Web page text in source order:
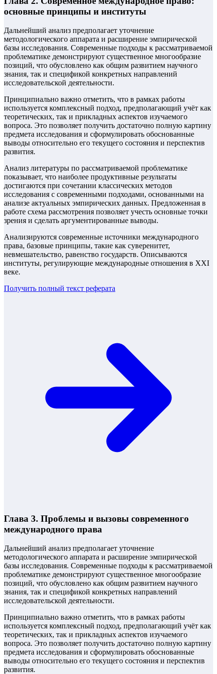
основные принципы и институты
Дальнейший анализ предполагает уточнение
методологического аппарата и расширение эмпирической
базы исследования. Современные подходы к рассматриваемой
проблематике демонстрируют существенное многообразие
позиций, что обусловлено как общим развитием научного
знания, так и спецификой конкретных направлений
исследовательской деятельности.
Принципиально важно отметить, что в рамках работы
используется комплексный подход, предполагающий учёт как
теоретических, так и прикладных аспектов изучаемого
вопроса. Это позволяет получить достаточно полную картину
предмета исследования и сформулировать обоснованные
выводы относительно его текущего состояния и перспектив
развития.
Анализ литературы по рассматриваемой проблематике
показывает, что наиболее продуктивные результаты
достигаются при сочетании классических методов
исследования с современными подходами, основанными на
анализе актуальных эмпирических данных. Предложенная в
работе схема рассмотрения позволяет учесть основные точки
зрения и сделать аргументированные выводы.
Анализируются современные источники международного
права, базовые принципы, такие как суверенитет,
невмешательство, равенство государств. Описываются
институты, регулирующие международные отношения в XXI
веке.
Получить полный текст реферата
Глава 3. Проблемы и вызовы современного
международного права
Дальнейший анализ предполагает уточнение
методологического аппарата и расширение эмпирической
базы исследования. Современные подходы к рассматриваемой
проблематике демонстрируют существенное многообразие
позиций, что обусловлено как общим развитием научного
знания, так и спецификой конкретных направлений
исследовательской деятельности.
Принципиально важно отметить, что в рамках работы
используется комплексный подход, предполагающий учёт как
теоретических, так и прикладных аспектов изучаемого
вопроса. Это позволяет получить достаточно полную картину
предмета исследования и сформулировать обоснованные
выводы относительно его текущего состояния и перспектив
развития.